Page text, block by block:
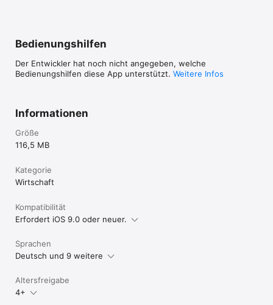
Bedienungshilfen
Der Entwickler hat noch nicht angegeben, welche
Bedienungshilfen diese App unterstützt. Weitere Infos
Informationen
Größe
116,5 MB
Kategorie
Wirtschaft
Kompatibilität
Erfordert iOS 9.0 oder neuer.
Sprachen
Deutsch und 9 weitere
Altersfreigabe
4+